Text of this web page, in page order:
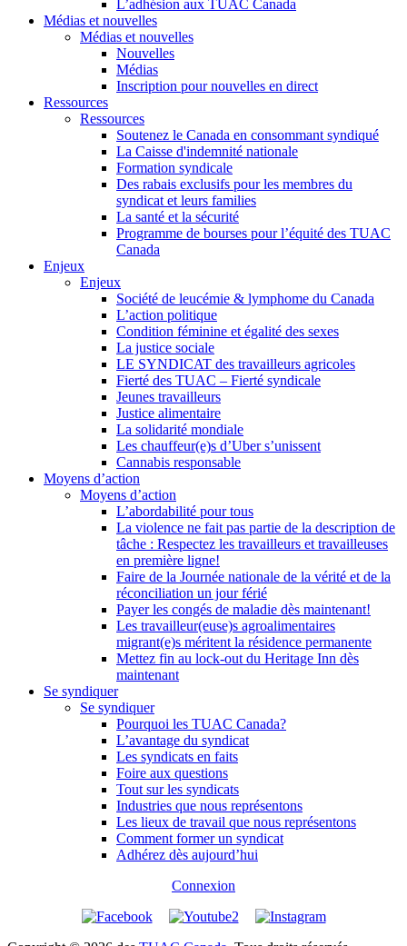
L’adhésion aux TUAC Canada
Médias et nouvelles
Médias et nouvelles
Nouvelles
Médias
Inscription pour nouvelles en direct
Ressources
Ressources
Soutenez le Canada en consommant syndiqué
La Caisse d'indemnité nationale
Formation syndicale
Des rabais exclusifs pour les membres du
syndicat et leurs families
La santé et la sécurité
Programme de bourses pour l’équité des TUAC
Canada
Enjeux
Enjeux
Société de leucémie & lymphome du Canada
L’action politique
Condition féminine et égalité des sexes
La justice sociale
LE SYNDICAT des travailleurs agricoles
Fierté des TUAC – Fierté syndicale
Jeunes travailleurs
Justice alimentaire
La solidarité mondiale
Les chauffeur(e)s d’Uber s’unissent
Cannabis responsable
Moyens d’action
Moyens d’action
L’abordabilité pour tous
La violence ne fait pas partie de la description de
tâche : Respectez les travailleurs et travailleuses
en première ligne!
Faire de la Journée nationale de la vérité et de la
réconciliation un jour férié
Payer les congés de maladie dès maintenant!
Les travailleur(euse)s agroalimentaires
migrant(e)s méritent la résidence permanente
Mettez fin au lock-out du Heritage Inn dès
maintenant
Se syndiquer
Se syndiquer
Pourquoi les TUAC Canada?
L’avantage du syndicat
Les syndicats en faits
Foire aux questions
Tout sur les syndicats
Industries que nous représentons
Les lieux de travail que nous représentons
Comment former un syndicat
Adhérez dès aujourd’hui
Connexion